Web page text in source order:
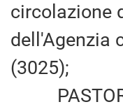
circolazione
dell'Agenzia
(3025);